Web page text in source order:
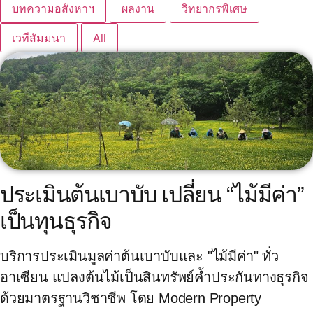
บทความอสังหาฯ ผลงาน วิทยากรพิเศษ
เวทีสัมมนา All
ประเมินต้นเบาบับ เปลี่ยน “ไม้มีค่า”
เป็นทุนธุรกิจ
บริการประเมินมูลค่าต้นเบาบับและ "ไม้มีค่า" ทั่ว
อาเซียน แปลงต้นไม้เป็นสินทรัพย์ค้ำประกันทางธุรกิจ
ด้วยมาตรฐานวิชาชีพ โดย Modern Property